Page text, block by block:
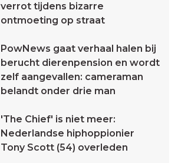
verrot tijdens bizarre
ontmoeting op straat
PowNews gaat verhaal halen bij
berucht dierenpension en wordt
zelf aangevallen: cameraman
belandt onder drie man
'The Chief' is niet meer:
Nederlandse hiphoppionier
Tony Scott (54) overleden